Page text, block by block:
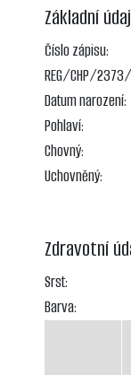
Základní
Číslo zápisu:
REG/CHP/
Datum narození:
Pohlaví:
Chovný:
Uchovněný:
Zdravotní
Srst:
Barva: